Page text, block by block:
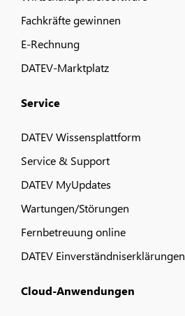
Fachkräfte gewinnen
E-Rechnung
DATEV-Marktplatz
Service
DATEV Wissensplattform
Service & Support
DATEV MyUpdates
Wartungen/Störungen
Fernbetreuung online
DATEV Einverständniserklärungen
Cloud-Anwendungen